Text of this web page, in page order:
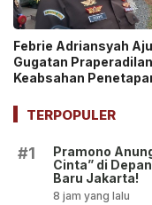
Febrie Adriansyah
Gugatan
Keabsahan
Penyitaan Aset!
TERPOPULER
#1
Pramono
Cinta” di
Baru Jakarta!
8 jam yang lalu